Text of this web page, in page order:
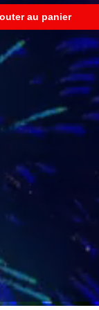
au panier